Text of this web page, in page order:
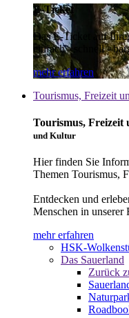
E-Ticket
Das E-Ticket auf
einfach - schnell -
mehr erfahren
Tourismus, Freizeit
Tourismus,
und Kultur
Hier finden Sie
Themen Tourismus,
Entdecken und
Menschen in unserer
mehr erfahren
HSK-
Das Sauerland
Zurück